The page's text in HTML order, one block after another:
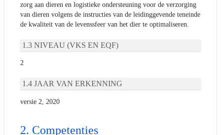
zorg aan dieren en logistieke ondersteuning voor de verzorging
van dieren volgens de instructies van de leidinggevende teneinde
de kwaliteit van de levenssfeer van het dier te optimaliseren.
NIVEAU (VKS EN EQF)
2
JAAR VAN ERKENNING
versie 2, 2020
Competenties